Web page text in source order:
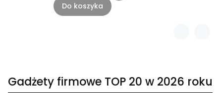
Do koszyka
Gadżety firmowe TOP 20 w 2026 roku